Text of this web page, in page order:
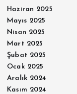
Haziran 2025
Mayıs 2025
Nisan 2025
Mart 2025
Şubat 2025
Ocak 2025
Aralık 2024
Kasım 2024